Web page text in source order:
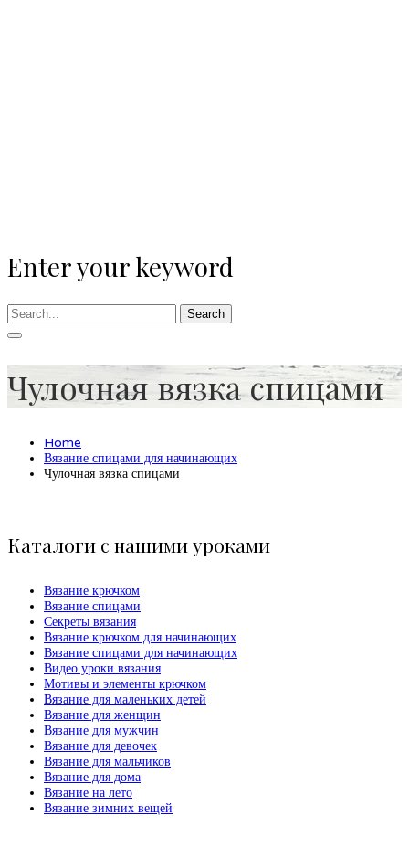
Enter your keyword
Search
Чулочная вязка спицами
Home
Вязание спицами для начинающих
Чулочная вязка спицами
Каталоги с нашими уроками
Вязание крючком
Вязание спицами
Секреты вязания
Вязание крючком для начинающих
Вязание спицами для начинающих
Видео уроки вязания
Мотивы и элементы крючком
Вязание для маленьких детей
Вязание для женщин
Вязание для мужчин
Вязание для девочек
Вязание для мальчиков
Вязание для дома
Вязание на лето
Вязание зимних вещей